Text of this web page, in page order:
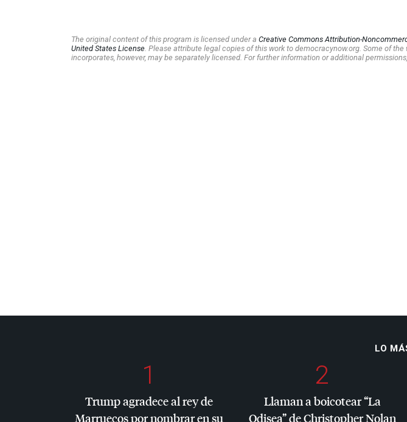
The original content of this program is licensed under a Creative Commons Attribution-
United States License . Please attribute legal copies of this work to democracynow.org. Some of
incorporates, however, may be separately licensed. For further information or additional
LO
1
Trump agradece al rey de
Marruecos por nombrar en su
2
Llaman a boicotear “La
Odisea” de Christopher Nolan